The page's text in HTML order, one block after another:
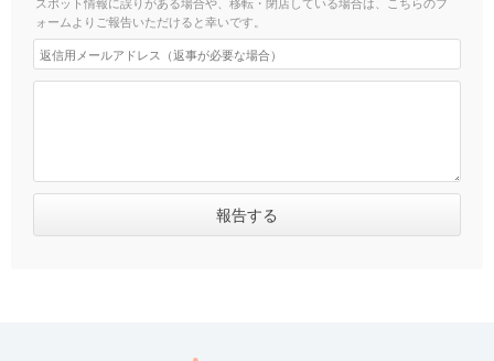
ォームよりご報告いただけると幸いです。